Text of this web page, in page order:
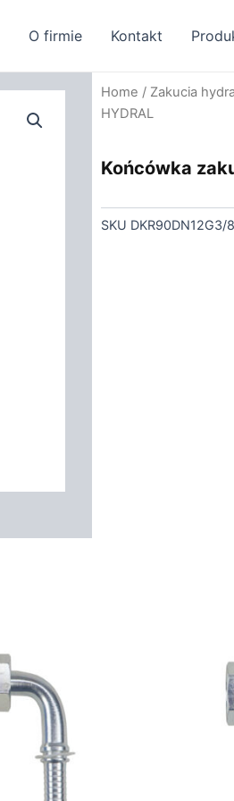
O firmie Kontakt
Home / Zakucia
HYDRAL
Końcówka
SKU DKR90DN12G3/